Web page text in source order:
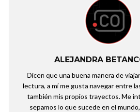
ALEJANDRA
Dicen que una buena manera de
lectura, a mí me gusta navegar entre
también mis propios trayectos. Me
sepamos lo que sucede en el